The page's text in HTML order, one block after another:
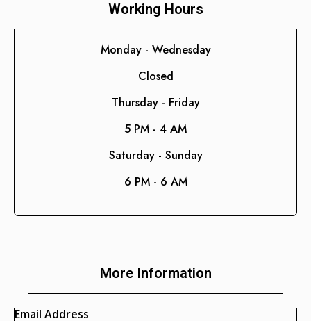
Consultoría de Gestión
Manufactura y Producción
Comunicación y Entretenimiento
Energía y Servicios Públicos
Working Hours
Monday - Wednesday
Closed
Thursday - Friday
5 PM - 4 AM
Saturday - Sunday
6 PM - 6 AM
More Information
Email Address